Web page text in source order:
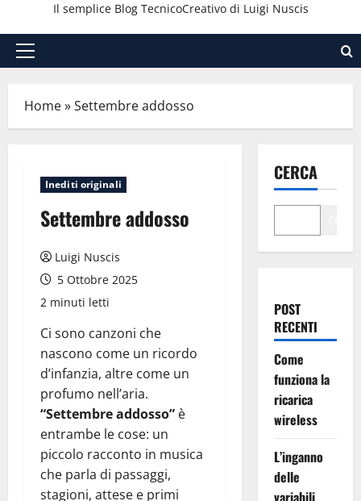
Il semplice Blog TecnicoCreativo di Luigi Nuscis
Menu
Home»Settembre addosso
Inediti originali
Settembre addosso
Luigi Nuscis
5 Ottobre 2025
2 minuti letti
Ci sono canzoni che
nascono come un ricordo
d’infanzia, altre come un
profumo nell’aria.
“Settembre addosso” è
entrambe le cose: un
piccolo racconto in musica
che parla di passaggi,
stagioni, attese e primi
CERCA
POST
RECENTI
Come
funziona la
ricarica
wireless
L’inganno
delle
variabili